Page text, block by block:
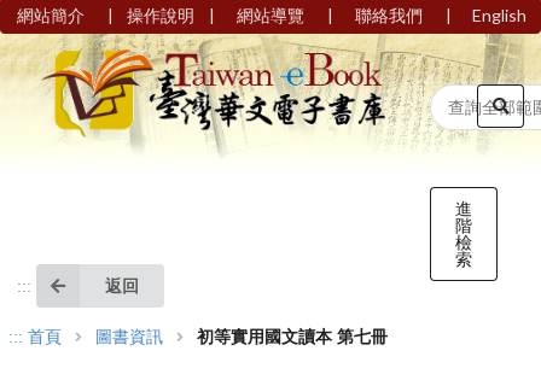
網站簡介 | 操作說明 | 網站導覽 | 聯絡我們 | English
進
階
檢
索
::: 返回
::: 首頁 圖書資訊 初等實用國文讀本 第七冊